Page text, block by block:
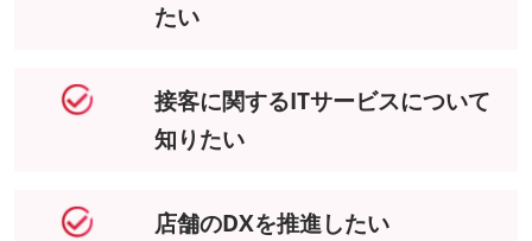
たい
接客に関するITサービスについて
知りたい
店舗のDXを推進したい